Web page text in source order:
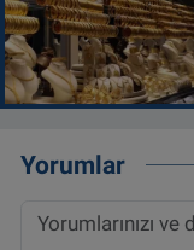
Yorumlar